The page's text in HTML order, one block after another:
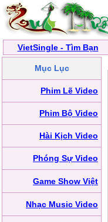
VietSingle - Tìm Bạn
Mục Lục
Phim Lẽ Video
Phim Bộ Video
Hài Kịch Video
Phóng Sự Video
Game Show Việt
Nhạc Music Video